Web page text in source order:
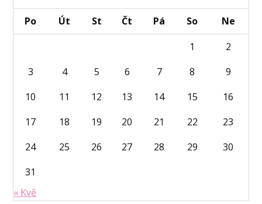
Po Út St Čt Pá So
Ne
1
2
3
4 5 6 7 8
9
10
11 12 13 14 15
16
17
18 19 20 21 22
23
24
25 26 27 28 29
30
31
« Kvě